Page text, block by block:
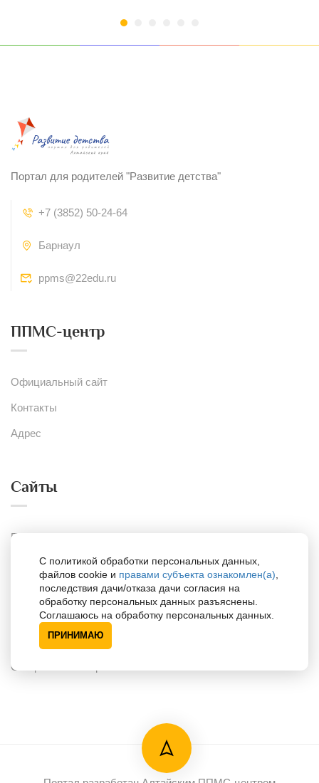
Портал для родителей "Развитие детства"
+7 (3852) 50-24-64
Барнаул
ppms@22edu.ru
ППМС-центр
Официальный сайт
Контакты
Адрес
Сайты
Портал для психологов
Портал для одарённых детей
Поддержка
Специалисты по районам
С политикой обработки персональных данных,
файлов cookie и правами субъекта ознакомлен(а)
последствия дачи/отказа дачи согласия на
обработку персональных данных разъяснены.
Соглашаюсь на обработку персональных данных.
ПРИНИМАЮ